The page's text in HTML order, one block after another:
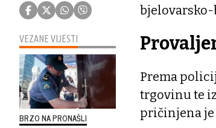
VEZANE VIJESTI
BRZO NA PRONAŠLI
Prema
trgovinu te
pričinjena je